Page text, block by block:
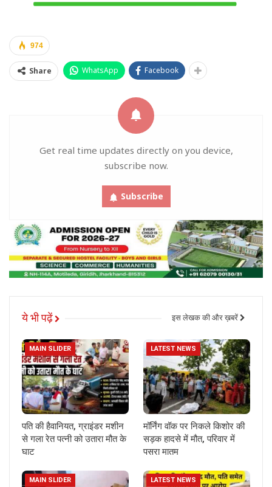
974
Share WhatsApp Facebook
Get real time updates directly on you device,
subscribe now.
Subscribe
ये भी पढ़ें इस लेखक की और ख़बरें
MAIN SLIDER
पति की हैवानियत, ग्राइंडर मशीन
से गला रेत पत्नी को उतारा मौत के
घाट
LATEST NEWS
मॉर्निंग वॉक पर निकले किशोर की
सड़क हादसे में मौत, परिवार में
पसरा मातम
MAIN SLIDER LATEST NEWS